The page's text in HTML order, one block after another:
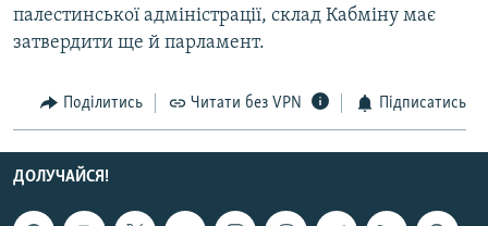
УКР
палестинської адміністрації, склад Кабміну має
затвердити ще й парламент.
Поділитись Читати без VPN Підписатись
ДОЛУЧАЙСЯ!